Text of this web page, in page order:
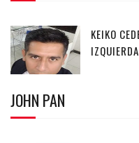
KEIKO
JOHN PAN